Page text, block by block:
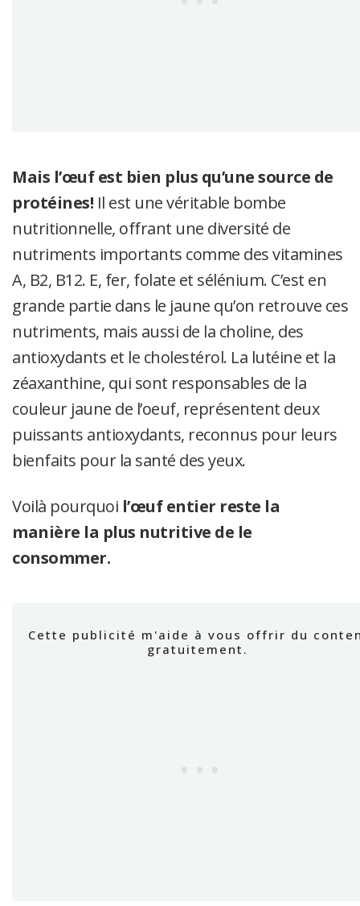
Mais l’œuf est bien plus qu’une source de
protéines! Il est une véritable bombe
nutritionnelle, offrant une diversité de
nutriments importants comme des vitamines
A, B2, B12. E, fer, folate et sélénium. C’est en
grande partie dans le jaune qu’on retrouve ces
nutriments, mais aussi de la choline, des
antioxydants et le cholestérol. La lutéine et la
zéaxanthine, qui sont responsables de la
couleur jaune de l’oeuf, représentent deux
puissants antioxydants, reconnus pour leurs
bienfaits pour la santé des yeux.
Voilà pourquoi l’œuf entier reste la
manière la plus nutritive de le
consommer.